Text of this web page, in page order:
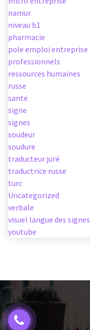
namur
niveau b1
pharmacie
pole emploi entreprise
professionnels
ressources humaines
russe
sante
signe
signes
soudeur
soudure
traducteur juré
traductrice russe
turc
Uncategorized
verbale
visuel langue des signes
youtube